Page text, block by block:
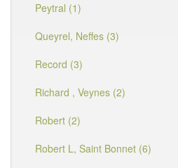
Peytral (1)
Queyrel, Neffes (3)
Record (3)
Richard , Veynes (2)
Robert (2)
Robert L, Saint Bonnet (6)